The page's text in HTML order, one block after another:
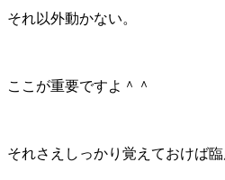
それ以外動かない。
ここが重要ですよ＾＾
それさえしっかり覚えておけば臨